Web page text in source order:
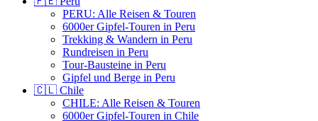
PERU: Alle Reisen & Touren
6000er Gipfel-Touren in Peru
Trekking & Wandern in Peru
Rundreisen in Peru
Tour-Bausteine in Peru
Gipfel und Berge in Peru
🇨🇱 Chile
CHILE: Alle Reisen & Touren
6000er Gipfel-Touren in Chile